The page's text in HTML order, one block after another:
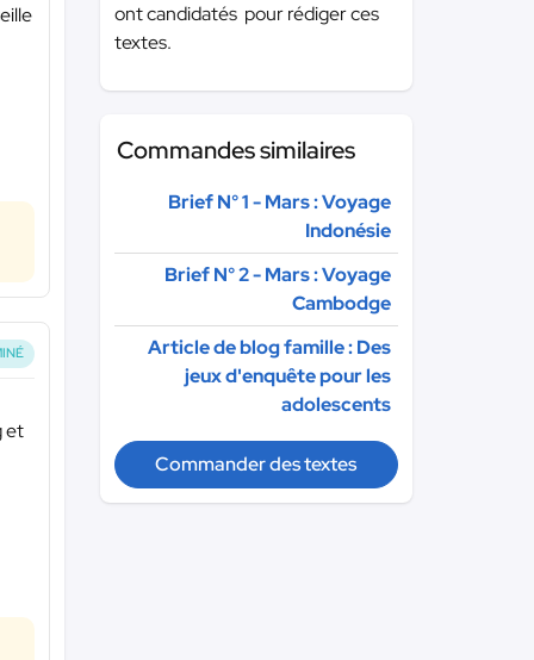
et
ont candidatés pour rédiger ces
textes.
Commandes similaires
Brief N° 1 - Mars : Voyage
Indonésie
Brief N° 2 - Mars : Voyage
Cambodge
Article de blog famille : Des
jeux d'enquête pour les
adolescents
Commander des textes